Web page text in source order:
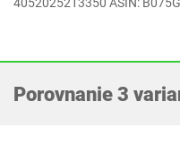
4052025213350 ASIN:
Porovnanie 3